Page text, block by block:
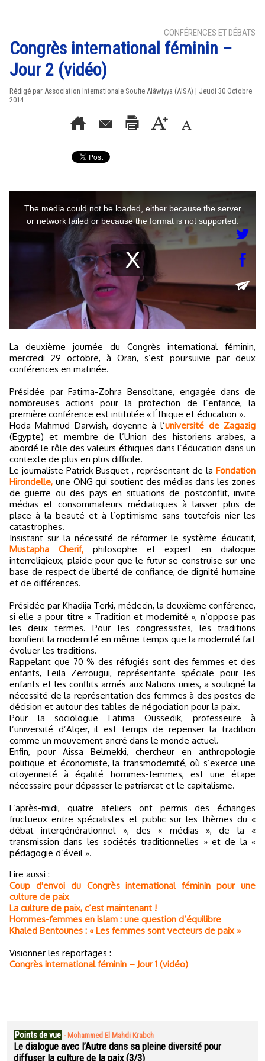
CONFÉRENCES ET DÉBATS
Congrès international féminin –
Jour 2 (vidéo)
Rédigé par Association Internationale Soufie Alâwiyya (AISA) | Jeudi 30 Octobre
2014
La deuxième journée du Congrès international féminin,
mercredi 29 octobre, à Oran, s’est poursuivie par deux
conférences en matinée.
Présidée par Fatima-Zohra Bensoltane, engagée dans de
nombreuses actions pour la protection de l’enfance, la
première conférence est intitulée « Éthique et éducation ».
Hoda Mahmud Darwish, doyenne à l’université de Zagazig
(Egypte) et membre de l’Union des historiens arabes, a
abordé le rôle des valeurs éthiques dans l’éducation dans un
contexte de plus en plus difficile.
Le journaliste Patrick Busquet , représentant de la Fondation
Hirondelle, une ONG qui soutient des médias dans les zones
de guerre ou des pays en situations de postconflit, invite
médias et consommateurs médiatiques à laisser plus de
place à la beauté et à l’optimisme sans toutefois nier les
catastrophes.
Insistant sur la nécessité de réformer le système éducatif,
Mustapha Cherif,philosophe et expert en dialogue
interreligieux, plaide pour que le futur se construise sur une
base de respect de liberté de confiance, de dignité humaine
et de différences.
Présidée par Khadija Terki, médecin, la deuxième conférence,
si elle a pour titre « Tradition et modernité », n’oppose pas
les deux termes. Pour les congressistes, les traditions
bonifient la modernité en même temps que la modernité fait
évoluer les traditions.
Rappelant que 70 % des réfugiés sont des femmes et des
enfants, Leila Zerrougui, représentante spéciale pour les
enfants et les conflits armés aux Nations unies, a souligné la
nécessité de la représentation des femmes à des postes de
décision et autour des tables de négociation pour la paix.
Pour la sociologue Fatima Oussedik, professeure à
l’université d’Alger, il est temps de repenser la tradition
comme un mouvement ancré dans le monde actuel.
Enfin, pour Aissa Belmekki, chercheur en anthropologie
politique et économiste, la transmodernité, où s’exerce une
citoyenneté à égalité hommes-femmes, est une étape
nécessaire pour dépasser le patriarcat et le capitalisme.
L’après-midi, quatre ateliers ont permis des échanges
fructueux entre spécialistes et public sur les thèmes du «
débat intergénérationnel », des « médias », de la «
transmission dans les sociétés traditionnelles » et de la «
pédagogie d’éveil ».
Lire aussi :
Coup d'envoi du Congrès international féminin pour une
culture de paix
La culture de paix, c’est maintenant !
Hommes-femmes en islam : une question d’équilibre
Khaled Bentounes : « Les femmes sont vecteurs de paix »
Visionner les reportages :
Congrès international féminin – Jour 1 (vidéo)
Points de vue - Mohammed El Mahdi Krabch
Le dialogue avec l’Autre dans sa pleine diversité pour
diffuser la culture de la paix (3/3)